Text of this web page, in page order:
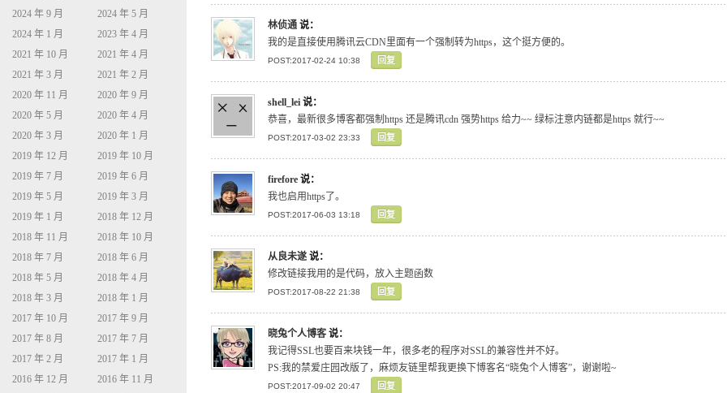
林侦通 说：
我的是直接使用腾讯云CDN里面有一个强制转为https，这个挺方便的。
POST:2017-02-24 10:38 回复
shell_lei 说：
恭喜，最新很多博客都强制https 还是腾讯cdn 强势https 给力~~ 绿标注意内链都是https 就行~~
POST:2017-03-02 23:33 回复
firefore 说：
我也启用https了。
POST:2017-06-03 13:18 回复
从良未遂 说：
修改链接我用的是代码，放入主题函数
POST:2017-08-22 21:38 回复
晓兔个人博客 说：
我记得SSL也要百来块钱一年，很多老的程序对SSL的兼容性并不好。
PS:我的禁爱庄园改版了，麻烦友链里帮我更换下博客名“晓兔个人博客”，谢谢啦~
POST:2017-09-02 20:47 回复
2024 年 9 月
2024 年 5 月
2024 年 1 月
2023 年 4 月
2021 年 10 月
2021 年 4 月
2021 年 3 月
2021 年 2 月
2020 年 11 月
2020 年 9 月
2020 年 5 月
2020 年 4 月
2020 年 3 月
2020 年 1 月
2019 年 12 月
2019 年 10 月
2019 年 7 月
2019 年 6 月
2019 年 5 月
2019 年 3 月
2019 年 1 月
2018 年 12 月
2018 年 11 月
2018 年 10 月
2018 年 7 月
2018 年 6 月
2018 年 5 月
2018 年 4 月
2018 年 3 月
2018 年 1 月
2017 年 10 月
2017 年 9 月
2017 年 8 月
2017 年 7 月
2017 年 2 月
2017 年 1 月
2016 年 12 月
2016 年 11 月